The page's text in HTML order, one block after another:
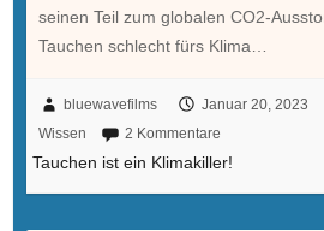
seinen Teil zum globalen CO2-
Tauchen schlecht fürs Klima…
bluewavefilms Januar 20, 2023
Wissen
2 Kommentare
Tauchen ist ein Klimakiller!